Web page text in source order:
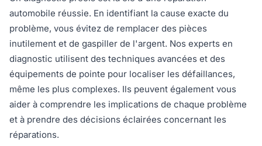
automobile réussie. En identifiant la cause exacte du
problème, vous évitez de remplacer des pièces
inutilement et de gaspiller de l'argent. Nos experts en
diagnostic utilisent des techniques avancées et des
équipements de pointe pour localiser les défaillances,
même les plus complexes. Ils peuvent également vous
aider à comprendre les implications de chaque problème
et à prendre des décisions éclairées concernant les
réparations.